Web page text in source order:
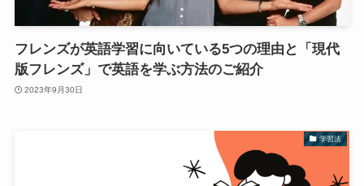
フレンズが英語学習に向いている5つの理由と「現代
版フレンズ」で英語を学ぶ方法のご紹介
2023年9月30日
学習法